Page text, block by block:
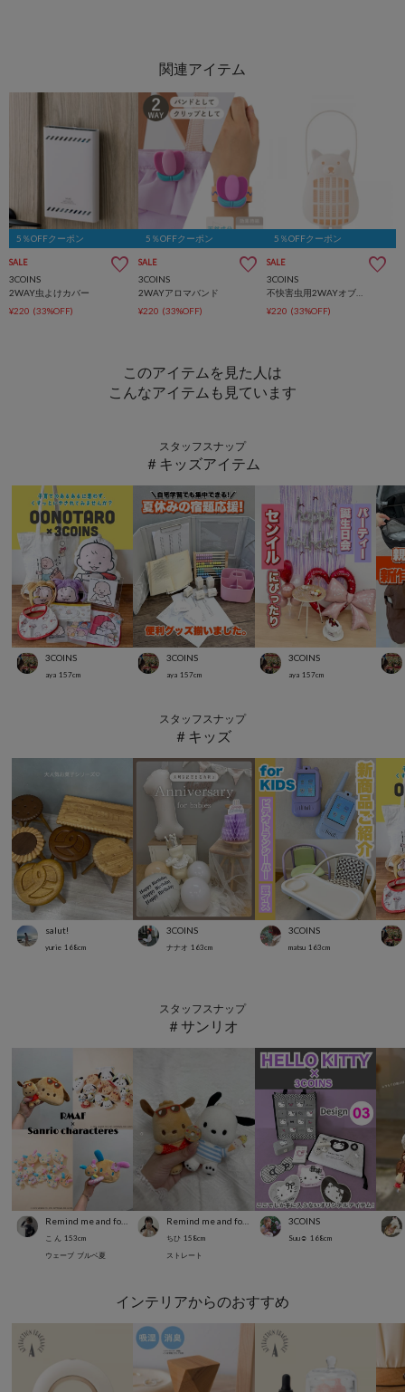
5％OFFクーポン
SALE
3COINS
2WAY虫よけカバー
¥220 (33%OFF)
5％OFFクーポン
SALE
3COINS
2WAYアロマバンド
¥220 (33%OFF)
5％OFFクーポン
SALE
3COINS
¥220 (33%OFF)
このアイテムを見た人は
こんなアイテムも見ています
スタッフスナップ
＃キッズアイテム
3COINS
aya 157cm
3COINS
aya 157cm
3COINS
aya 157cm
スタッフスナップ
＃キッズ
salut!
yurie 168cm
3COINS
ナナオ 163cm
3COINS
matsu 163cm
スタッフスナップ
＃サンリオ
こ ん 153cm
ウェーブ ブルベ夏
ちひ 158cm
ストレート
3COINS
Suu☺︎ 168cm
インテリアからのおすすめ